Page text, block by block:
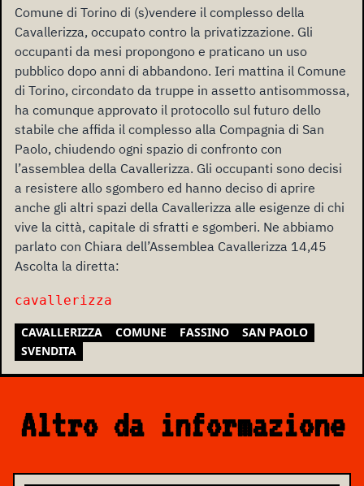
Comune di Torino di (s)vendere il complesso della
Cavallerizza, occupato contro la privatizzazione. Gli
occupanti da mesi propongono e praticano un uso
pubblico dopo anni di abbandono. Ieri mattina il Comune
di Torino, circondato da truppe in assetto antisommossa,
ha comunque approvato il protocollo sul futuro dello
stabile che affida il complesso alla Compagnia di San
Paolo, chiudendo ogni spazio di confronto con
l’assemblea della Cavallerizza. Gli occupanti sono decisi
a resistere allo sgombero ed hanno deciso di aprire
anche gli altri spazi della Cavallerizza alle esigenze di chi
vive la città, capitale di sfratti e sgomberi. Ne abbiamo
parlato con Chiara dell’Assemblea Cavallerizza 14,45
Ascolta la diretta:
cavallerizza
CAVALLERIZZA COMUNE FASSINO
SAN PAOLO
SVENDITA
Altro da informazione